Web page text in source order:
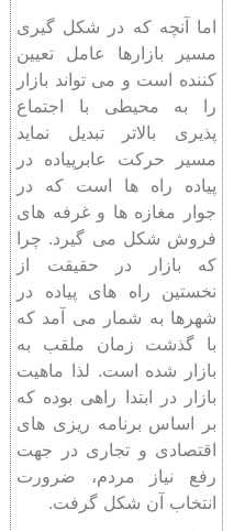
اما آنچه که در شکل گیری
مسیر بازارها عامل تعیین
کننده است و می تواند بازار
را به محیطی با اجتماع
پذیری بالاتر تبدیل نماید
مسیر حرکت عابرپیاده در
پیاده راه ها است که در
جوار مغازه ها و غرفه های
فروش شکل می گیرد. چرا
که بازار در حقیقت از
نخستین راه های پیاده در
شهرها به شمار می آمد که
با گذشت زمان ملقب به
بازار شده است. لذا ماهیت
بازار در ابتدا راهی بوده که
بر اساس برنامه ریزی های
اقتصادی و تجاری در جهت
رفع نیاز مردم، ضرورت
انتخاب آن شکل گرفت.